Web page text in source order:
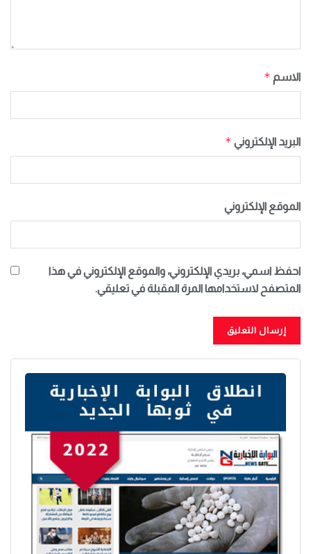
الاسم *
البريد الإلكتروني *
الموقع الإلكتروني
احفظ اسمي، بريدي الإلكتروني، والموقع الإلكتروني في هذا
المتصفح لاستخدامها المرة المقبلة في تعليقي.